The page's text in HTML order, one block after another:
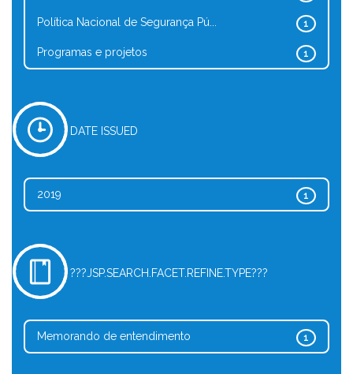
1
Política Nacional de Segurança Pú...
1
Programas e projetos
DATE ISSUED
1
2019
???JSP.SEARCH.FACET.REFINE.TYPE???
1
Memorando de entendimento